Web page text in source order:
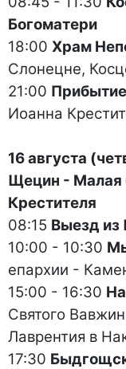
Богоматери
18:00 Храм
Слонецне,
21:00
Иоанна
16 августа
Щецин - Малая
Крестителя
08:15 Выезд
10:00 - 10:30
епархии -
15:00 - 16:30
Святого
Лаврентия в
17:30